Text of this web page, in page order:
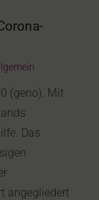
(geno). Mit
Das
angegliedert